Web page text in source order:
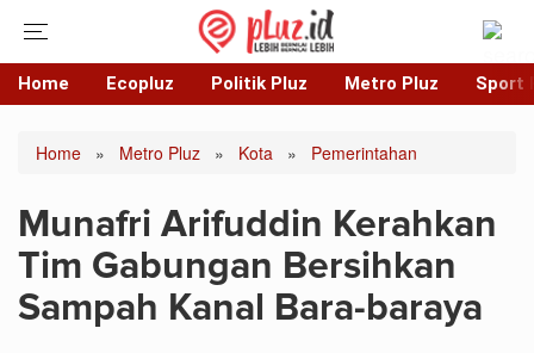
Home Ecopluz Politik Pluz Metro Pluz Sport
Home » Metro Pluz » Kota » Pemerintahan
Munafri Arifuddin Kerahkan
Tim Gabungan Bersihkan
Sampah Kanal Bara-baraya